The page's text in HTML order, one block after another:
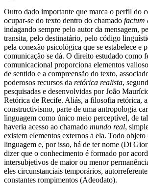
Outro dado importante que marca o perfil do
ocupar-se do texto dentro do chamado factum
indagando sempre pelo autor da mensagem,
transita, pelo destinatário, pelo código
pela conexão psicológica que se estabelece e
comunicação se dá. O direito estudado como
comunicacional proporciona elementos
de sentido e a compreensão do texto,
poderosos recursos da retórica realista,
pesquisadas e desenvolvidas por João
Retórica de Recife. Aliás, a filosofia retórica,
constructivismo, parte de uma antropologia
linguagem como único meio perceptível, de
haveria acesso ao chamado mundo real,
existem elementos externos a ela. Todo objeto
linguagem e, por isso, há de ter nome (Di
dizer que o conhecimento é formado por
intersubjetivos de maior ou menor
eles circunstanciais temporários,
constantes rompimentos (Adeodato).